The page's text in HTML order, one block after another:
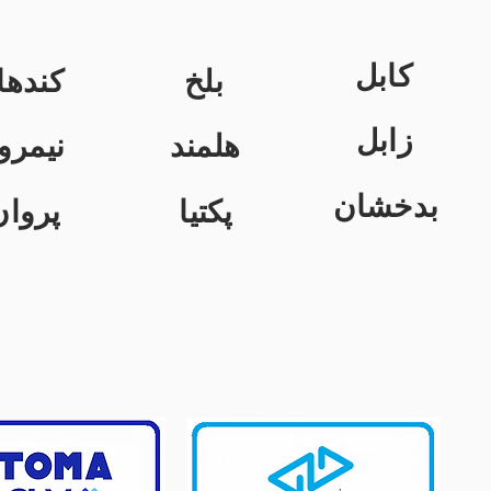
بلخ
کابل
هلمند
زابل
پکتیا بدخشان